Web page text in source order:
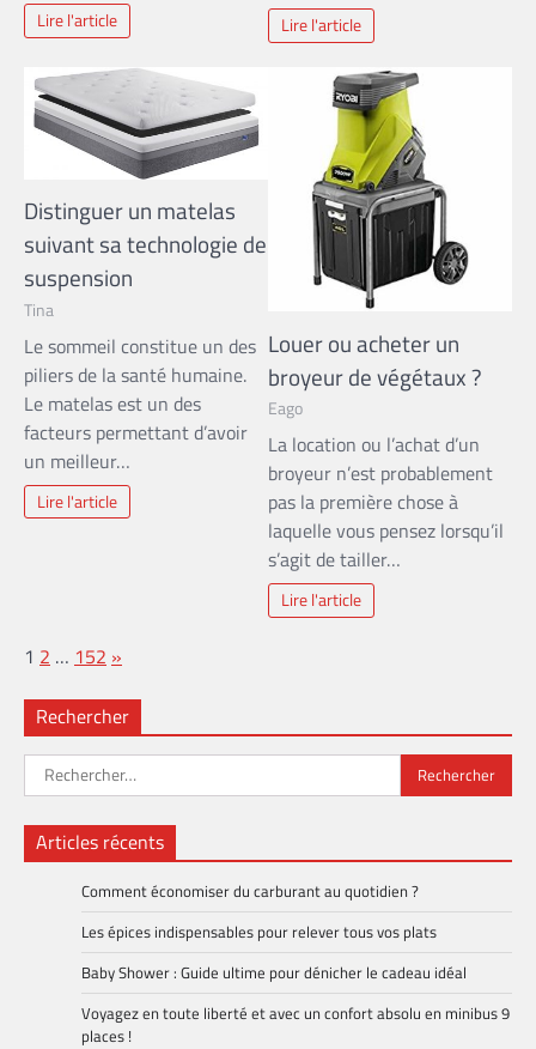
Lire l'article Lire l'article
Distinguer un matelas
suivant sa technologie de
suspension
Tina
Le sommeil constitue un des
piliers de la santé humaine.
Le matelas est un des
facteurs permettant d’avoir
un meilleur…
Lire l'article
Louer ou acheter un
broyeur de végétaux ?
Eago
La location ou l’achat d’un
broyeur n’est probablement
pas la première chose à
laquelle vous pensez lorsqu’il
s’agit de tailler…
Lire l'article
Page:
1 2 … 152 Next
»
Rechercher
Rechercher :
Articles récents
Comment économiser du carburant au quotidien ?
Les épices indispensables pour relever tous vos plats
Baby Shower : Guide ultime pour dénicher le cadeau idéal
Voyagez en toute liberté et avec un confort absolu en minibus 9
places !